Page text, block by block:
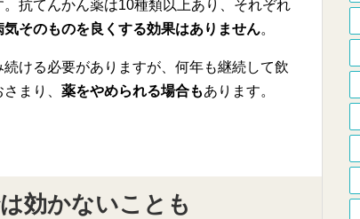
。抗てんかん薬は10種類以上あり、それぞれ
気そのものを良くする効果はありません。
ける必要がありますが、何年も継続して飲
まり、 薬をやめられる場合もあります。
効かないことも